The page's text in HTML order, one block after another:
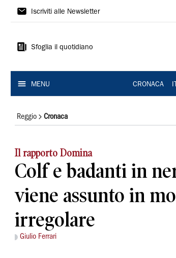
Gazzetta
Reggio
Iscriviti alle Newsletter
Sfoglia il quotidiano
MENU CRONACA
Reggio Cronaca
Il rapporto Domina
Colf e badanti in
viene assunto in
irregolare
Giulio Ferrari